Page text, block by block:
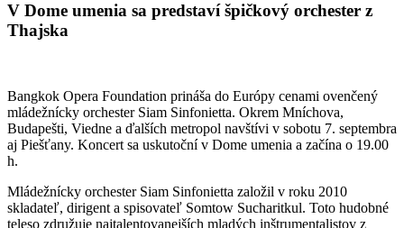
V Dome umenia sa predstaví špičkový orchester z
Thajska
Bangkok Opera Foundation prináša do Európy cenami ovenčený
mládežnícky orchester Siam Sinfonietta. Okrem Mníchova,
Budapešti, Viedne a ďalších metropol navštívi v sobotu 7. septembra
aj Piešťany. Koncert sa uskutoční v Dome umenia a začína o 19.00
h.
Mládežnícky orchester Siam Sinfonietta založil v roku 2010
skladateľ, dirigent a spisovateľ Somtow Sucharitkul. Toto hudobné
teleso združuje najtalentovanejších mladých inštrumentalistov z